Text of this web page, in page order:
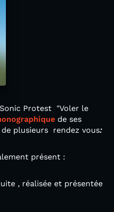
Protest "Voler le
de ses
plusieurs rendez vous:
présent :
, réalisée et présentée